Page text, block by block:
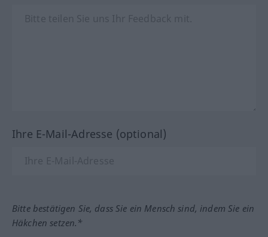
Ihre E-Mail-Adresse (optional)
Bitte bestätigen Sie, dass Sie ein Mensch sind, indem Sie ein
Häkchen setzen.*